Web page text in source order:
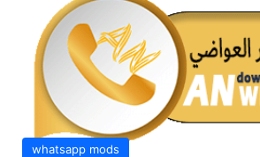
whatsapp mods